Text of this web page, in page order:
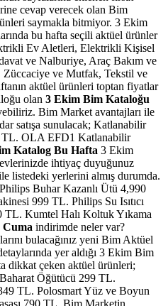
cevap verecek olan Bim
saymakla bitmiyor. 3 Ekim
bu hafta seçili aktüel ürünler
Ev Aletleri, Elektrikli Kişisel
ve Nalburiye, Araç Bakım ve
Züccaciye ve Mutfak, Tekstil ve
aktüel ürünleri toptan fiyatlar
olan 3 Ekim Bim Kataloğu
Bim Market avantajları ile
satışa sunulacak; Katlanabilir
OLA EFD1 Katlanabilir
Katalog Bu Hafta 3 Ekim
evlerinizde ihtiyaç duyuğunuz
listedeki yerlerini almış durumda.
Buhar Kazanlı Ütü 4,990
999 TL. Philips Su Isıtıcı
TL. Kumtel Halı Koltuk Yıkama
Cuma indirimde neler var?
bulacağınız yeni Bim Aktüel
yer aldığı 3 Ekim Bim
dikkat çeken aktüel ürünleri;
Öğütücü 299 TL.
TL. Polosmart Yüz ve Boyun